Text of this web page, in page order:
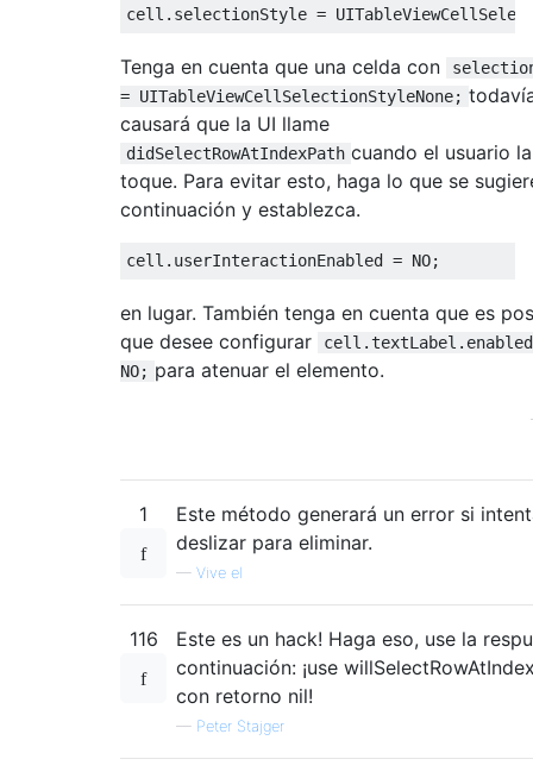
cell . selectionStyle =
Tenga en cuenta que una celda con
= UITableViewCellSelectionStyleNone;
causará que la UI llame
didSelectRowAtIndexPath cuando el usuario la
toque. Para evitar esto, haga lo que se
continuación y establezca.
cell . userInteractionEnabled = NO;
en lugar. También tenga en cuenta que es
que desee configurar
NO; para atenuar el elemento.
1
Este método generará un error si
deslizar para eliminar.
— Vive el
116
Este es un hack! Haga eso, use la
continuación: ¡use
con retorno nil!
— Peter Stajger